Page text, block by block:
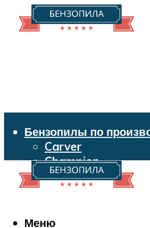
Бензопилы по
Carver
Champion
Echo
Husqvarna
Makita
Меню